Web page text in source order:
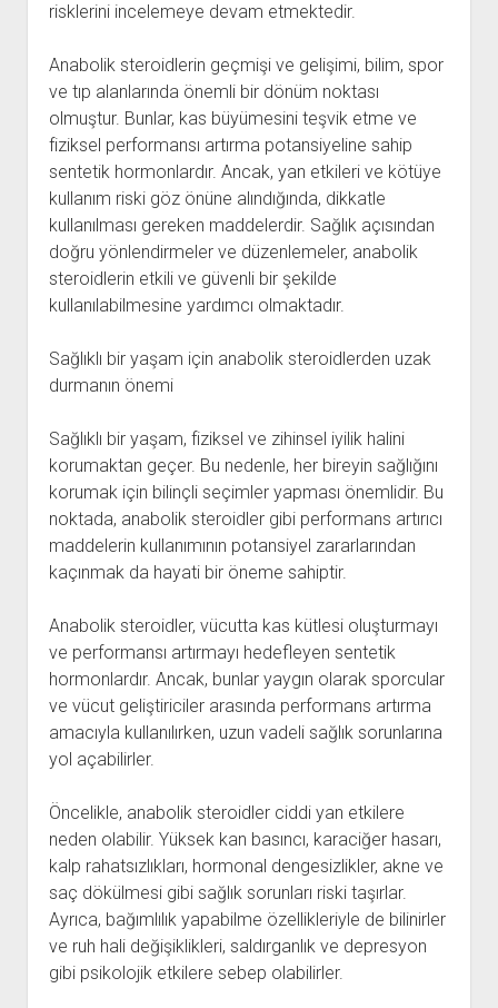
risklerini incelemeye devam etmektedir.
Anabolik steroidlerin geçmişi ve gelişimi, bilim, spor
ve tıp alanlarında önemli bir dönüm noktası
olmuştur. Bunlar, kas büyümesini teşvik etme ve
fiziksel performansı artırma potansiyeline sahip
sentetik hormonlardır. Ancak, yan etkileri ve kötüye
kullanım riski göz önüne alındığında, dikkatle
kullanılması gereken maddelerdir. Sağlık açısından
doğru yönlendirmeler ve düzenlemeler, anabolik
steroidlerin etkili ve güvenli bir şekilde
kullanılabilmesine yardımcı olmaktadır.
Sağlıklı bir yaşam için anabolik steroidlerden uzak
durmanın önemi
Sağlıklı bir yaşam, fiziksel ve zihinsel iyilik halini
korumaktan geçer. Bu nedenle, her bireyin sağlığını
korumak için bilinçli seçimler yapması önemlidir. Bu
noktada, anabolik steroidler gibi performans artırıcı
maddelerin kullanımının potansiyel zararlarından
kaçınmak da hayati bir öneme sahiptir.
Anabolik steroidler, vücutta kas kütlesi oluşturmayı
ve performansı artırmayı hedefleyen sentetik
hormonlardır. Ancak, bunlar yaygın olarak sporcular
ve vücut geliştiriciler arasında performans artırma
amacıyla kullanılırken, uzun vadeli sağlık sorunlarına
yol açabilirler.
Öncelikle, anabolik steroidler ciddi yan etkilere
neden olabilir. Yüksek kan basıncı, karaciğer hasarı,
kalp rahatsızlıkları, hormonal dengesizlikler, akne ve
saç dökülmesi gibi sağlık sorunları riski taşırlar.
Ayrıca, bağımlılık yapabilme özellikleriyle de bilinirler
ve ruh hali değişiklikleri, saldırganlık ve depresyon
gibi psikolojik etkilere sebep olabilirler.